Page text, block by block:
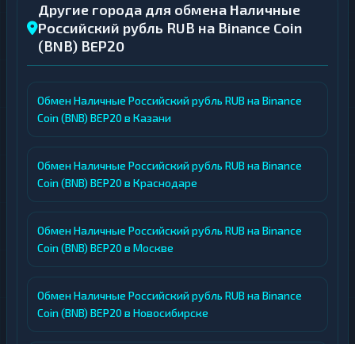
Другие города для обмена Наличные
Российский рубль RUB на Binance Coin
(BNB) BEP20
Обмен Наличные Российский рубль RUB на Binance
Coin (BNB) BEP20 в Казани
Обмен Наличные Российский рубль RUB на Binance
Coin (BNB) BEP20 в Краснодаре
Обмен Наличные Российский рубль RUB на Binance
Coin (BNB) BEP20 в Москве
Обмен Наличные Российский рубль RUB на Binance
Coin (BNB) BEP20 в Новосибирске